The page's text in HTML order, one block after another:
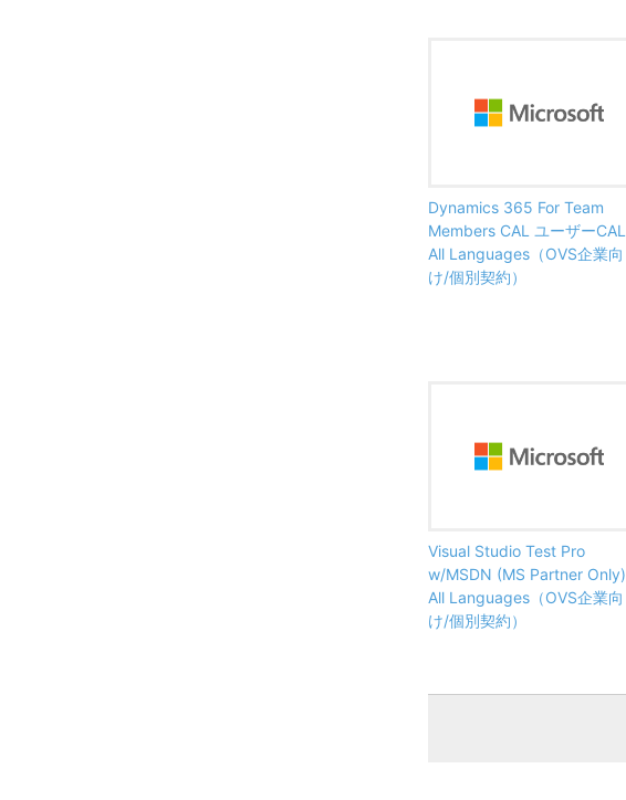
Dynamics 365 For Team
Members CAL ユーザーCAL
All Languages（OVS企業向
け/個別契約）
Visual Studio Test Pro
w/MSDN (MS Partner Only)
All Languages（OVS企業向
け/個別契約）